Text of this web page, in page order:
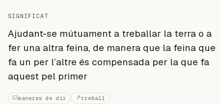
SIGNIFICAT
Ajudant-se mútuament a treballar la terra o a
fer una altra feina, de manera que la feina que
fa un per l’altre és compensada per la que fa
aquest pel primer
maneres de dir treball